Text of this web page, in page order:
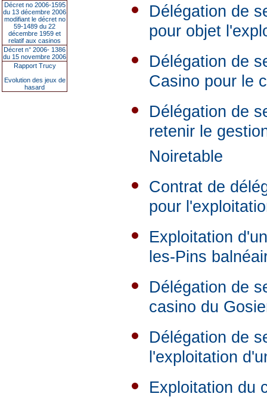
Décret no 2006-1595
du 13 décembre 2006
modifiant le décret no
59-1489 du 22
décembre 1959 et
relatif aux casinos
Décret n° 2006- 1386
du 15 novembre 2006
Rapport Trucy
Evolution des jeux de
hasard
Délégation de
pour objet
Délégation de
Casino pour le
Délégation de
retenir le
Noiretable
Contrat de
pour
Exploitation
les-Pins
Délégation de
casino du
Délégation de
l'exploitation
Exploitation du